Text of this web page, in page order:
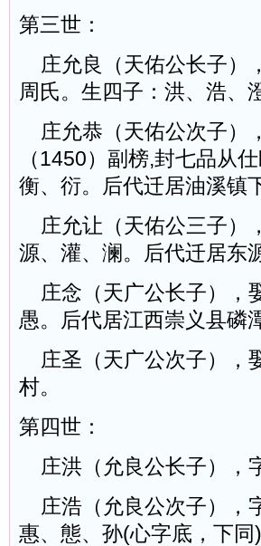
第三世：
庄允良（天佑公长子）
周氏。生四子：洪、浩、
庄允恭（天佑公次子）
（1450）副榜,封七品从
衡、衍。后代迁居油溪镇
庄允让（天佑公三子）
源、灌、澜。后代迁居东
庄念（天广公长子），
愚。后代居江西崇义县磷
庄圣（天广公次子），
村。
第四世：
庄洪（允良公长子），
庄浩（允良公次子），
惠、態、孙(心字底，下